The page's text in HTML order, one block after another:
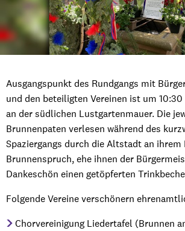
Ausgangspunkt des Rundgangs mit
und den beteiligten Vereinen ist um
an der südlichen Lustgartenmauer. Die
Brunnenpaten verlesen während des
Spaziergangs durch die Altstadt an ihrem
Brunnenspruch, ehe ihnen der
Dankeschön einen getöpferten
Folgende Vereine verschönern
Chorvereinigung Liedertafel (Brunnen